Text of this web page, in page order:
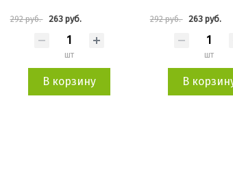
292 руб. 263 руб.
шт
В корзину
292 руб. 263 руб.
шт
В